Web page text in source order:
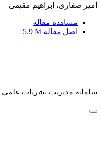
امیر صفاری، ابراهیم مقیمی
مشاهده مقاله
اصل مقاله 5.9 M
سامانه مدیریت نشریات علمی.